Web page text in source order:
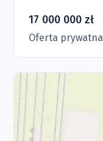
17 000 000 zł
Oferta prywatna